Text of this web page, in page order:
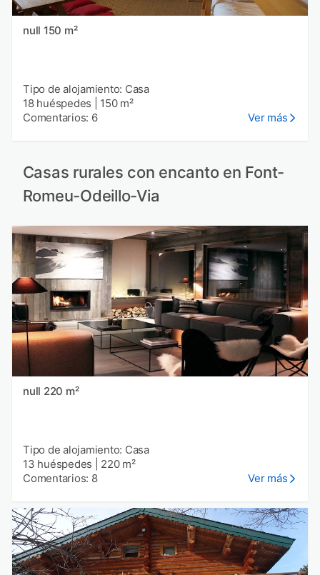
null 150 m²
Tipo de alojamiento: Casa
18 huéspedes
150 m²
Comentarios: 6
Ver más
Casas rurales con encanto en Font-
Romeu-Odeillo-Via
null 220 m²
Tipo de alojamiento: Casa
13 huéspedes
220 m²
Comentarios: 8
Ver más